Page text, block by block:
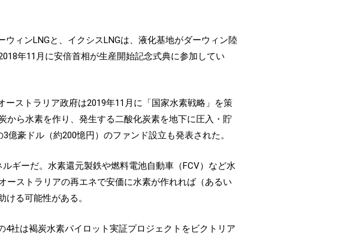
ィンLNGと、イクシスLNGは、液化基地がダーウィン陸
年11月に安倍首相が生産開始記念式典に参加してい
ストラリア政府は2019年11月に「国家水素戦略」を策
から水素を作り、発生する二酸化炭素を地下に圧入・貯
豪ドル（約200憶円）のファンド設立も発表された。
ギーだ。水素還元製鉄や燃料電池自動車（FCV）など水
ストラリアの再エネで安価に水素が作れれば（あるい
る可能性がある。
社は褐炭水素パイロット実証プロジェクトをビクトリア